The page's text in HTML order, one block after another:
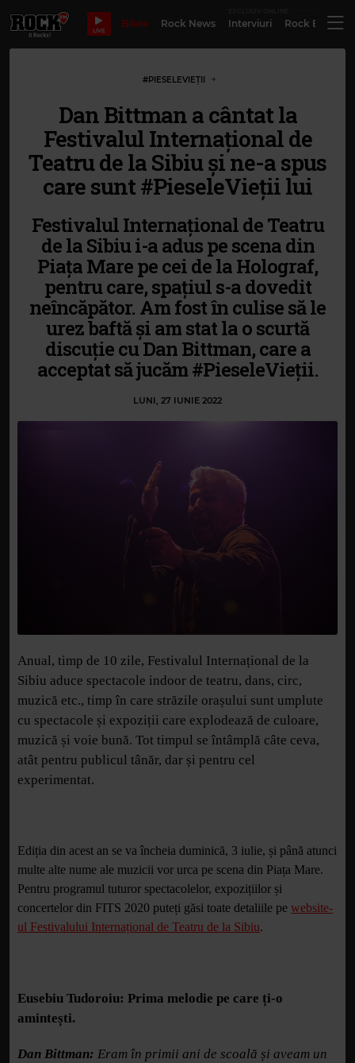
LIVE
Bilete Rock News Interviuri Rock
#PIESELEVIEȚII
Dan Bittman a cântat la
Festivalul Internațional de
Teatru de la Sibiu și ne-a spus
care sunt #PieseleVieții lui
Festivalul Internațional de Teatru
de la Sibiu i-a adus pe scena din
Piața Mare pe cei de la Holograf,
pentru care, spațiul s-a dovedit
neîncăpător. Am fost în culise să le
urez baftă și am stat la o scurtă
discuție cu Dan Bittman, care a
acceptat să jucăm #PieseleVieții.
LUNI, 27 IUNIE 2022
Anual, timp de 10 zile, Festivalul Internațional de la
Sibiu aduce spectacole indoor de teatru, dans, circ,
muzică etc., timp în care străzile orașului sunt umplute
cu spectacole și expoziții care explodează de culoare,
muzică și voie bună. Tot timpul se întâmplă câte ceva,
atât pentru publicul tânăr, dar și pentru cel
experimentat.
Ediția din acest an se va încheia duminică, 3 iulie, și până atunci
multe alte nume ale muzicii vor urca pe scena din Piața Mare.
Pentru programul tuturor spectacolelor, expozițiilor și
concertelor din FITS 2020 puteți găsi toate detaliile pe website-
ul Festivalului Internațional de Teatru de la Sibiu.
Eusebiu Tudoroiu: Prima melodie pe care ți-o
amintești.
Dan Bittman: Eram în primii ani de scoală și aveam un